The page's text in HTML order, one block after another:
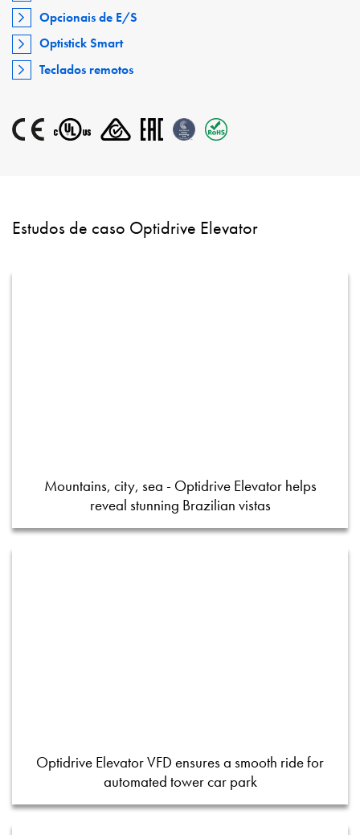
Opcionais de E/S
Optistick Smart
Teclados remotos
Estudos de caso Optidrive Elevator
Mountains, city, sea - Optidrive Elevator helps
reveal stunning Brazilian vistas
Optidrive Elevator VFD ensures a smooth ride for
automated tower car park